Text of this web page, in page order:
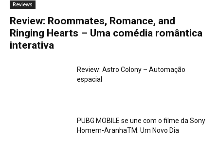
Reviews
Review: Roommates, Romance, and
Ringing Hearts – Uma comédia romântica
interativa
Review: Astro Colony – Automação
espacial
PUBG MOBILE se une com o filme da Sony
Homem-AranhaTM: Um Novo Dia